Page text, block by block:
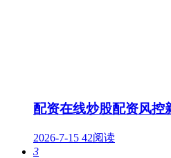
配资在线炒股配资风控
2026-7-15 42阅读
3